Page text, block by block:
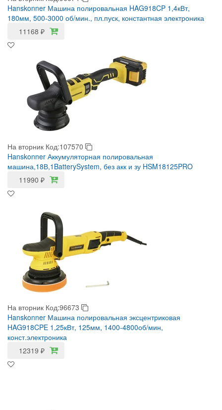
Hanskonner Машина полировальная HAG918CP 1,4кВт,
180мм, 500-3000 об/мин., пл.пуск, константная электроника
11168 ₽
На вторник Код:107570
Hanskonner Аккумуляторная полировальная
машина,18В,1BatterySystem, без акк и зу HSM18125PRO
11990 ₽
На вторник Код:96673
Hanskonner Машина полировальная эксцентриковая
HAG918CPE 1,25кВт, 125мм, 1400-4800об/мин,
конст.электроника
12319 ₽